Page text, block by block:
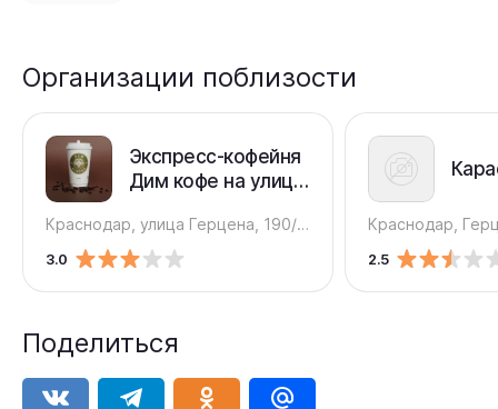
Организации поблизости
Экспресс-кофейня
Дим кофе на улице
Краснодар, улица Герцена, 190/2 киоск
3.0
Краснодар,
2.5
Поделиться